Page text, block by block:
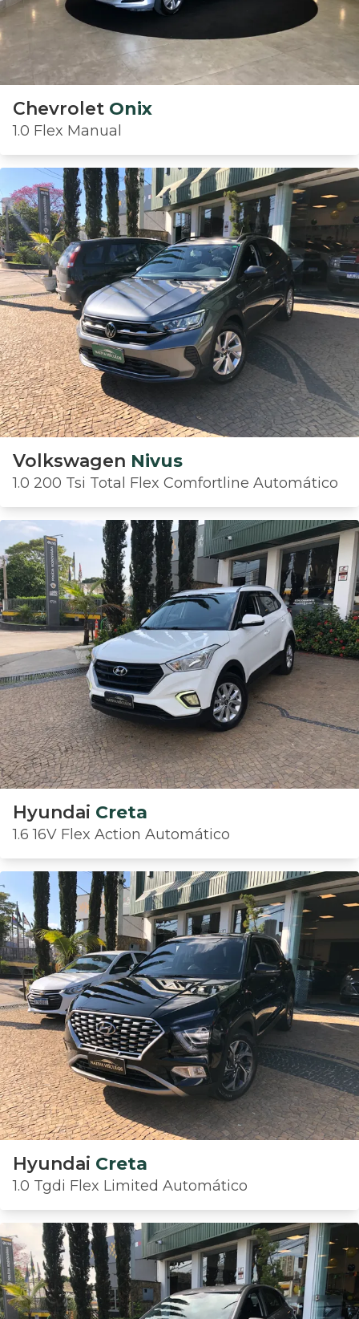
Chevrolet Onix
1.0 Flex Manual
Volkswagen Nivus
1.0 200 Tsi Total Flex Comfortline Automático
Hyundai Creta
1.6 16V Flex Action Automático
Hyundai Creta
1.0 Tgdi Flex Limited Automático